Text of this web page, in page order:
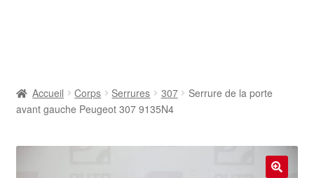
Contact
Livraison
Accueil Corps Serrures 307
Serrure de la porte
avant gauche Peugeot 307 9135N4